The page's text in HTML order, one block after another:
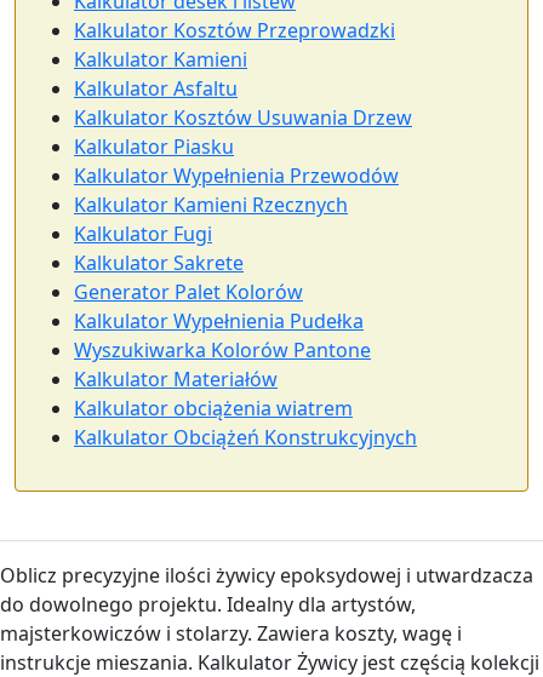
Kalkulator Kosztów Przeprowadzki
Kalkulator Kamieni
Kalkulator Asfaltu
Kalkulator Kosztów Usuwania Drzew
Kalkulator Piasku
Kalkulator Wypełnienia Przewodów
Kalkulator Kamieni Rzecznych
Kalkulator Fugi
Kalkulator Sakrete
Generator Palet Kolorów
Kalkulator Wypełnienia Pudełka
Wyszukiwarka Kolorów Pantone
Kalkulator Materiałów
Kalkulator obciążenia wiatrem
Kalkulator Obciążeń Konstrukcyjnych
Oblicz precyzyjne ilości żywicy epoksydowej i utwardzacza
do dowolnego projektu. Idealny dla artystów,
majsterkowiczów i stolarzy. Zawiera koszty, wagę i
instrukcje mieszania. Kalkulator Żywicy jest częścią kolekcji